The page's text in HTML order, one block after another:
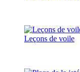
Leçons de voile